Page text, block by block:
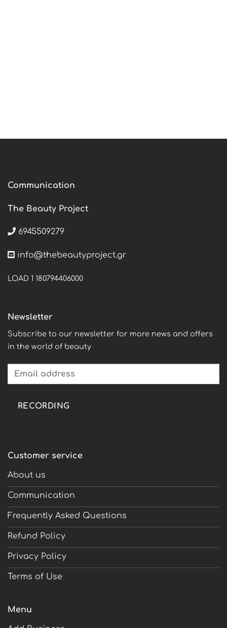
Communication
The Beauty Project
6945509279
info@thebeautyproject.gr
LOAD 1 180794406000
Customer service
About us
Communication
Frequently Asked Questions
Refund Policy
Privacy Policy
Terms of Use
Menu
Newsletter
Subscribe to our newsletter for more news and offers
in the world of beauty